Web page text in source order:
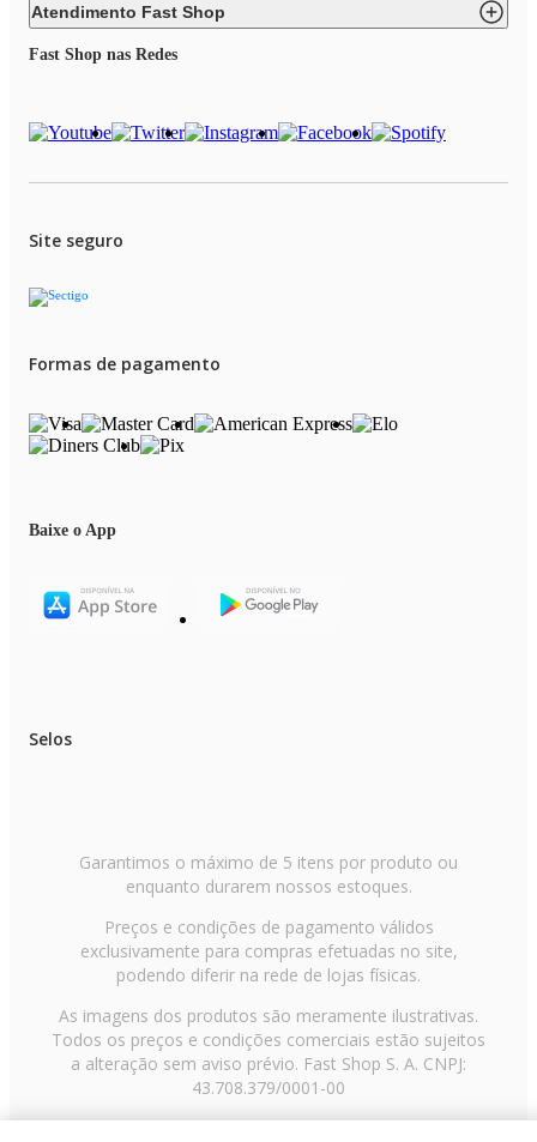
3,4 L e garanta a sua agora.
Atendimento Fast Shop
Fast Shop nas Redes
Site seguro
Formas de pagamento
Baixe o App
Selos
Garantimos o máximo de 5 itens por produto ou
enquanto durarem nossos estoques.
Preços e condições de pagamento válidos
exclusivamente para compras efetuadas no site,
podendo diferir na rede de lojas físicas.
As imagens dos produtos são meramente ilustrativas.
Todos os preços e condições comerciais estão sujeitos
a alteração sem aviso prévio. Fast Shop S. A. CNPJ:
43.708.379/0001-00
Avenida Zaki Narchi, nº 1650, sobreloja, Carandiru, São